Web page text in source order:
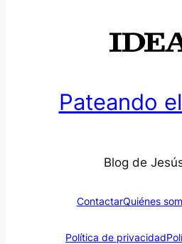
Pateando
Blog de
ContactarQuiénes
Política de privacidad